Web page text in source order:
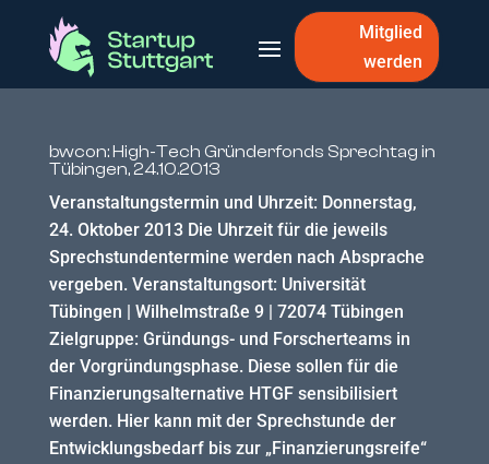
Mitglied
werden
bwcon: High-Tech Gründerfonds Sprechtag in
Tübingen, 24.10.2013
Veranstaltungstermin und Uhrzeit: Donnerstag,
24. Oktober 2013 Die Uhrzeit für die jeweils
Sprechstundentermine werden nach Absprache
vergeben. Veranstaltungsort: Universität
Tübingen | Wilhelmstraße 9 | 72074 Tübingen
Zielgruppe: Gründungs- und Forscherteams in
der Vorgründungsphase. Diese sollen für die
Finanzierungsalternative HTGF sensibilisiert
werden. Hier kann mit der Sprechstunde der
Entwicklungsbedarf bis zur „Finanzierungsreife“